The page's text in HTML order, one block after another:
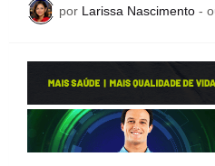
por Larissa Nascimento -